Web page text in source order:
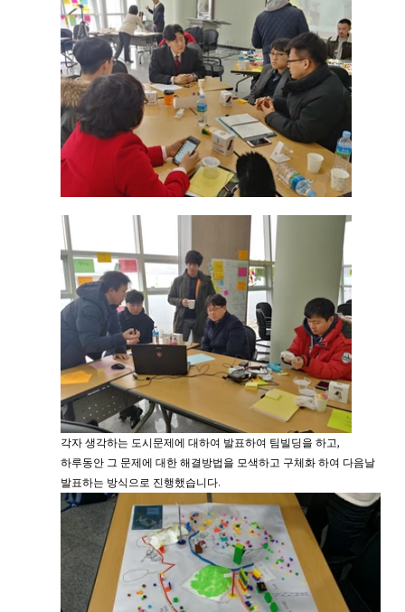
각자 생각하는 도시문제에 대하여 발표하여 팀빌딩을 하고,
하루동안 그 문제에 대한 해결방법을 모색하고 구체화 하여 다음날
발표하는 방식으로 진행했습니다.